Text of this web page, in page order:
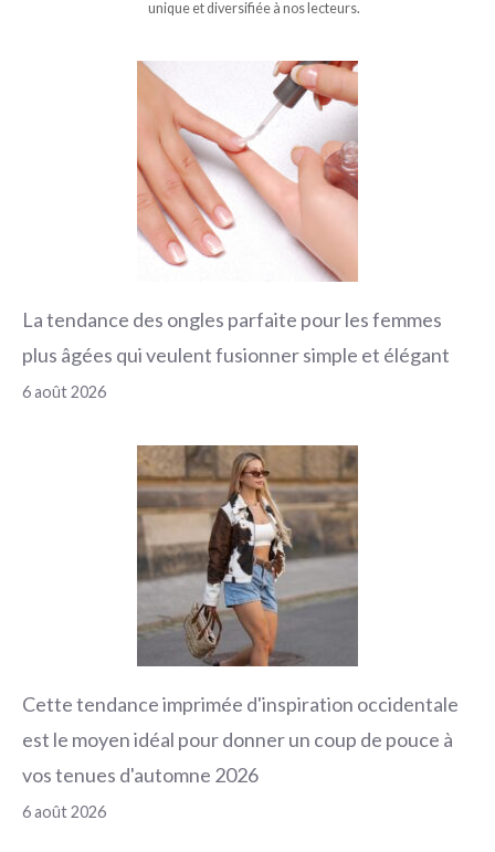
unique et diversifiée à nos lecteurs.
La tendance des ongles parfaite pour les femmes
plus âgées qui veulent fusionner simple et élégant
6 août 2026
Cette tendance imprimée d'inspiration occidentale
est le moyen idéal pour donner un coup de pouce à
vos tenues d'automne 2026
6 août 2026